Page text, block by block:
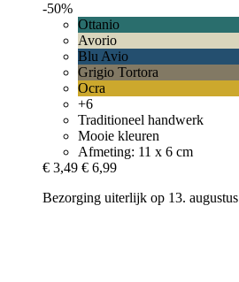
-50%
Ottanio
Avorio
Blu Avio
Grigio Tortora
Ocra
+6
Traditioneel handwerk
Mooie kleuren
Afmeting: 11 x 6 cm
€ 3,49 € 6,99
Bezorging uiterlijk op 13. augustus